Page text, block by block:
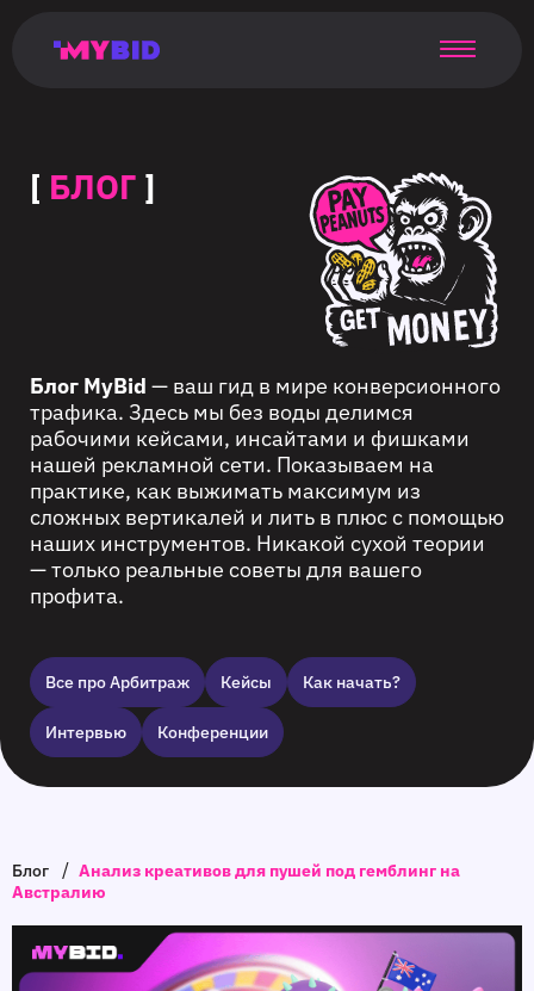
таргетинг
страница
targeting
monetization
[ БЛОГ ]
Блог MyBid — ваш гид в мире конверсионного
трафика. Здесь мы без воды делимся
рабочими кейсами, инсайтами и фишками
нашей рекламной сети. Показываем на
практике, как выжимать максимум из
сложных вертикалей и лить в плюс с помощью
наших инструментов. Никакой сухой теории
— только реальные советы для вашего
профита.
Все про Арбитраж Кейсы Как начать?
Интервью Конференции
Блог / Анализ креативов для пушей под гемблинг на
Австралию